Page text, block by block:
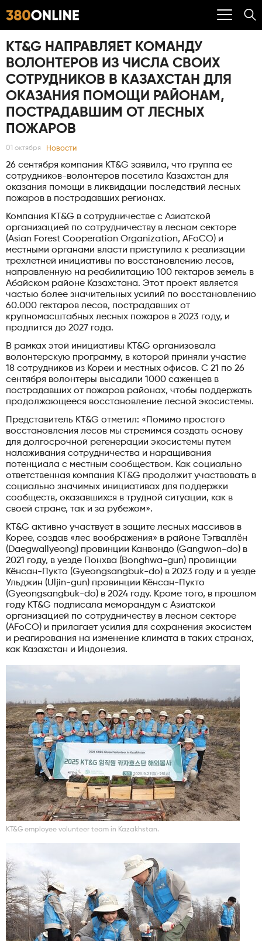
KT&G НАПРАВЛЯЕТ КОМАНДУ
ВОЛОНТЕРОВ ИЗ ЧИСЛА СВОИХ
СОТРУДНИКОВ В КАЗАХСТАН ДЛЯ
ОКАЗАНИЯ ПОМОЩИ РАЙОНАМ,
ПОСТРАДАВШИМ ОТ ЛЕСНЫХ
ПОЖАРОВ
01 октября Новости
26 сентября компания KT&G заявила, что группа ее
сотрудников-волонтеров посетила Казахстан для
оказания помощи в ликвидации последствий лесных
пожаров в пострадавших регионах.
Компания KT&G в сотрудничестве с Азиатской
организацией по сотрудничеству в лесном секторе
(Asian Forest Cooperation Organization, AFoCO) и
местными органами власти приступила к реализации
трехлетней инициативы по восстановлению лесов,
направленную на реабилитацию 100 гектаров земель в
Абайском районе Казахстана. Этот проект является
частью более значительных усилий по восстановлению
60.000 гектаров лесов, пострадавших от
крупномасштабных лесных пожаров в 2023 году, и
продлится до 2027 года.
В рамках этой инициативы KT&G организовала
волонтерскую программу, в которой приняли участие
18 сотрудников из Кореи и местных офисов. С 21 по 26
сентября волонтеры высадили 1000 саженцев в
пострадавших от пожаров районах, чтобы поддержать
продолжающееся восстановление лесной экосистемы.
Представитель KT&G отметил: «Помимо простого
восстановления лесов мы стремимся создать основу
для долгосрочной регенерации экосистемы путем
налаживания сотрудничества и наращивания
потенциала с местным сообществом. Как социально
ответственная компания KT&G продолжит участвовать в
социально значимых инициативах для поддержки
сообществ, оказавшихся в трудной ситуации, как в
своей стране, так и за рубежом».
KT&G активно участвует в защите лесных массивов в
Корее, создав «лес воображения» в районе Тэгваллён
(Daegwallyeong) провинции Канвондо (Gangwon-do) в
2021 году, в уезде Понхва (Bonghwa-gun) провинции
Кёнсан-Пукто (Gyeongsangbuk-do) в 2023 году и в уезде
Ульджин (Uljin-gun) провинции Кёнсан-Пукто
(Gyeongsangbuk-do) в 2024 году. Кроме того, в прошлом
году KT&G подписала меморандум с Азиатской
организацией по сотрудничеству в лесном секторе
(AFoCO) и прилагает усилия для сохранения экосистем
и реагирования на изменение климата в таких странах,
как Казахстан и Индонезия.
KT&G employee volunteer team in Kazakhstan.